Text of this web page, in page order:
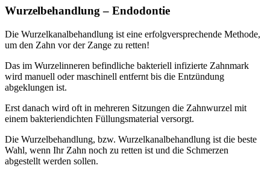
Wurzelbehandlung – Endodontie
Die Wurzelkanalbehandlung ist eine erfolgversprechende Methode,
um den Zahn vor der Zange zu retten!
Das im Wurzelinneren befindliche bakteriell infizierte Zahnmark
wird manuell oder maschinell entfernt bis die Entzündung
abgeklungen ist.
Erst danach wird oft in mehreren Sitzungen die Zahnwurzel mit
einem bakteriendichten Füllungsmaterial versorgt.
Die Wurzelbehandlung, bzw. Wurzelkanalbehandlung ist die beste
Wahl, wenn Ihr Zahn noch zu retten ist und die Schmerzen
abgestellt werden sollen.